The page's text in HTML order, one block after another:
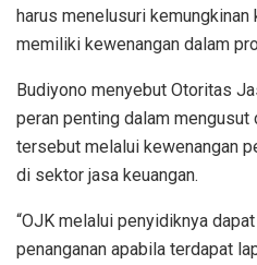
harus menelusuri
memiliki kewenangan dalam
Budiyono menyebut Otoritas
peran penting dalam mengusut
tersebut melalui kewenangan
di sektor jasa keuangan.
“OJK melalui penyidiknya
penanganan apabila terdapat